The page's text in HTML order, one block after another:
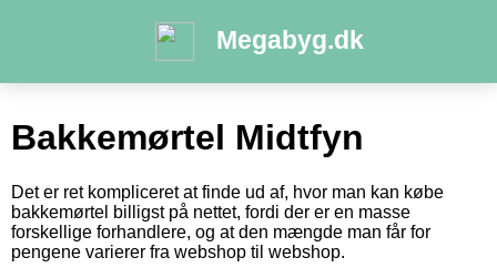
Megabyg.dk
Bakkemørtel Midtfyn
Det er ret kompliceret at finde ud af, hvor man kan købe
bakkemørtel billigst på nettet, fordi der er en masse
forskellige forhandlere, og at den mængde man får for
pengene varierer fra webshop til webshop.